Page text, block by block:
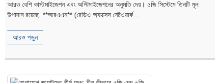
আরও বেশি কাস্টমাইজেশন এবং অপ্টিমাইজেশনের অনুমতি দেয়। ৫জি সিস্টেমে তিনটি মূল
উপাদান রয়েছে: **আরএএন** (রেডিও অ্যাক্সেস নেটওয়ার্ক...
আরও পড়ুন